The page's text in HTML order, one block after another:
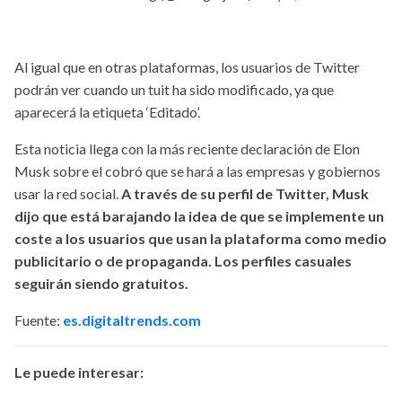
Al igual que en otras plataformas, los usuarios de Twitter
podrán ver cuando un tuit ha sido modificado, ya que
aparecerá la etiqueta ‘Editado’.
Esta noticia llega con la más reciente declaración de Elon
Musk sobre el cobró que se hará a las empresas y gobiernos
usar la red social.A través de su perfil de Twitter, Musk
dijo que está barajando la idea de que se implemente un
coste a los usuarios que usan la plataforma como medio
publicitario o de propaganda. Los perfiles casuales
seguirán siendo gratuitos.
Fuente: es.digitaltrends.com
Le puede interesar: